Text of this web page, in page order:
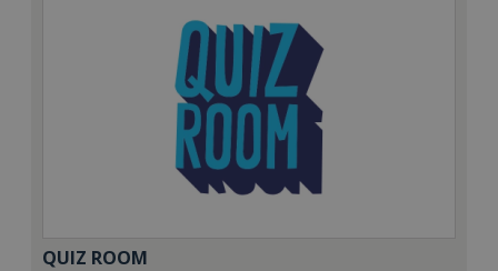
QUIZ ROOM